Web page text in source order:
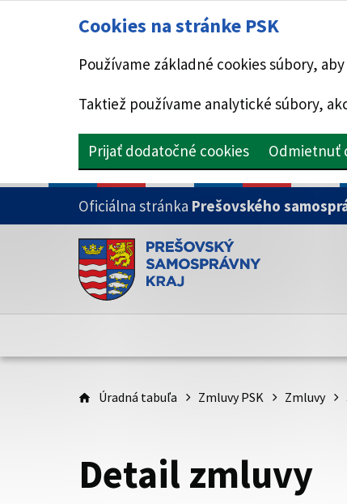
Cookies na stránke PSK
Používame základné cookies súbory,
Taktiež používame analytické súbory,
Prijať dodatočné cookies Odmietnuť
PRESKOČIŤ NA HLAVNÝ OBSAH
Oficiálna stránka Prešovského
Doména psk.sk je oficiálna
Toto je oficiálna webová stránka
Úradná tabuľa Zmluvy PSK Zmluvy
Detail zmluvy